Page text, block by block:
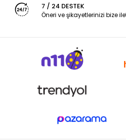
7 / 24 DESTEK
Öneri ve şikayetlerinizi bize